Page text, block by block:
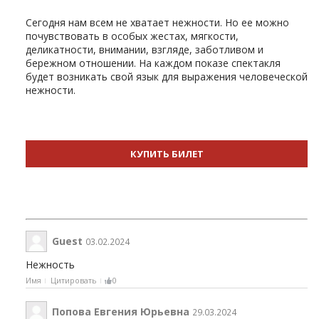
Сегодня нам всем не хватает нежности. Но ее можно
почувствовать в особых жестах, мягкости,
деликатности, внимании, взгляде, заботливом и
бережном отношении. На каждом показе спектакля
будет возникать свой язык для выражения человеческой
нежности.
КУПИТЬ БИЛЕТ
Guest 03.02.2024
Нежность
Имя Цитировать 0
Попова Евгения Юрьевна 29.03.2024